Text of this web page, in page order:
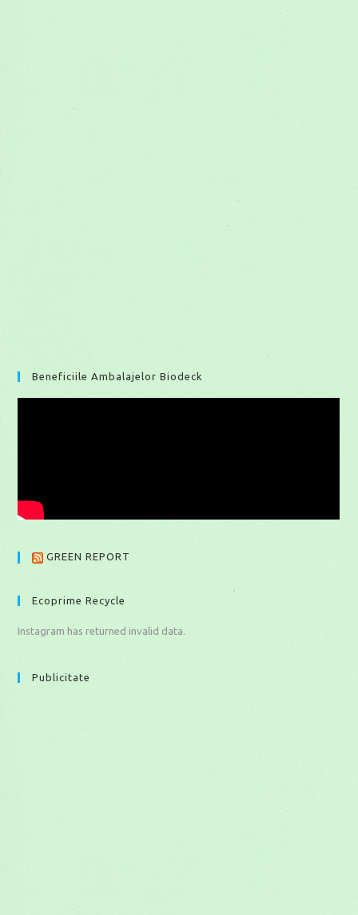
Beneficiile Ambalajelor Biodeck
GREEN REPORT
Ecoprime Recycle
Instagram has returned invalid data.
Publicitate